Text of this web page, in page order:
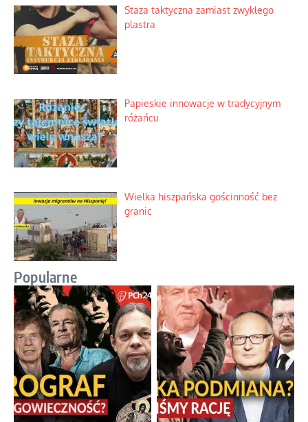
Staza taktyczna zamiast zwykłego
plastra
Papieskie innowacje w tradycyjnym
różańcu
Wielka hiszpańska gościnność bez
granic
Popularne